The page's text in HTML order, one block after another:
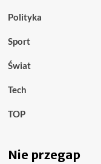
Polityka
Sport
Świat
Tech
TOP
Nie przegap